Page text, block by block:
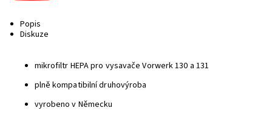
Popis
Diskuze
mikrofiltr HEPA pro vysavače Vorwerk 130 a 131
plně kompatibilní druhovýroba
vyrobeno v Německu